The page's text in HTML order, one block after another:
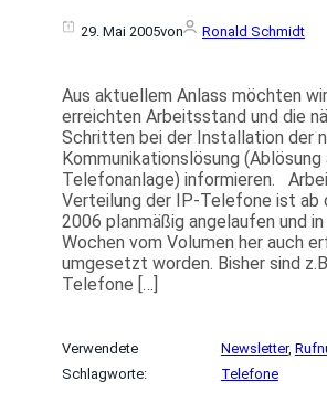
29. Mai 2005von Ronald Schmidt
Aus aktuellem Anlass möchten
erreichten Arbeitsstand und die
Schritten bei der Installation der
Kommunikationslösung
Telefonanlage) informieren.
Verteilung der IP-Telefone ist ab
2006 planmäßig angelaufen und
Wochen vom Volumen her auch
umgesetzt worden. Bisher sind
Telefone […]
Verwendete
Schlagworte:
Newsletter,
Telefone